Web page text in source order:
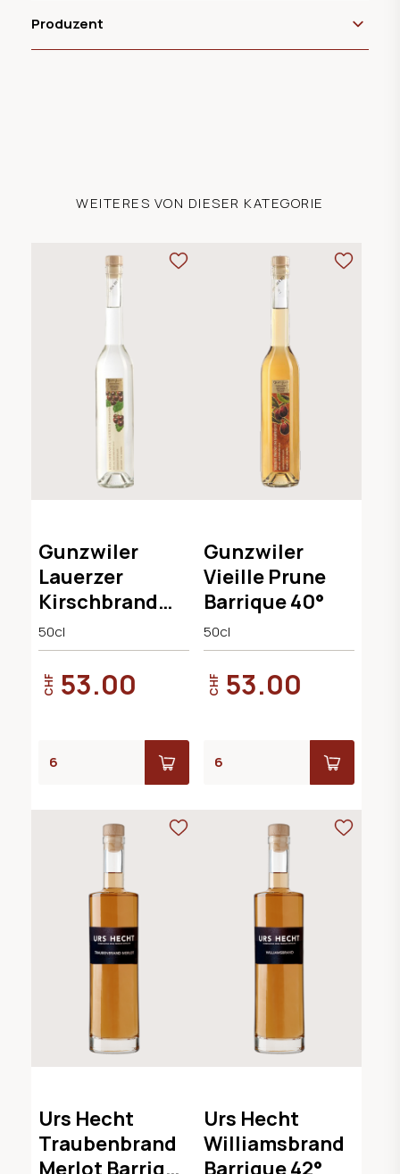
Produzent
WEITERES VON DIESER KATEGORIE
Gunzwiler
Lauerzer
Kirschbrand
40°
50cl
CHF 53.00
Gunzwiler
Vieille Prune
Barrique 40°
50cl
CHF 53.00
Urs Hecht
Traubenbrand
Merlot Barrique
Urs Hecht
Williamsbrand
Barrique 42°